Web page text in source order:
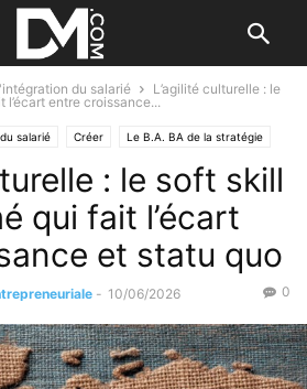
du salarié
L’agilité culturelle : le
entre croissance...
salarié Créer Le B.A. BA de la stratégie
ses salariés Business: le soft skill
qui fait l’écart
et statu quo
- 10/06/2026 0